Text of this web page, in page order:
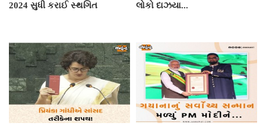
2024 સુધી કરાઈ સ્થગિત
લોકો દાઝયા...